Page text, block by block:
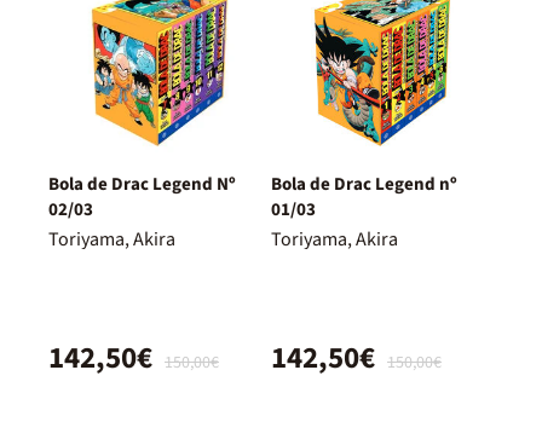
Bola de Drac Legend Nº
02/03
Toriyama, Akira
150,00€
142,50€
Bola de Drac Legend nº
01/03
Toriyama, Akira
150,00€
142,50€